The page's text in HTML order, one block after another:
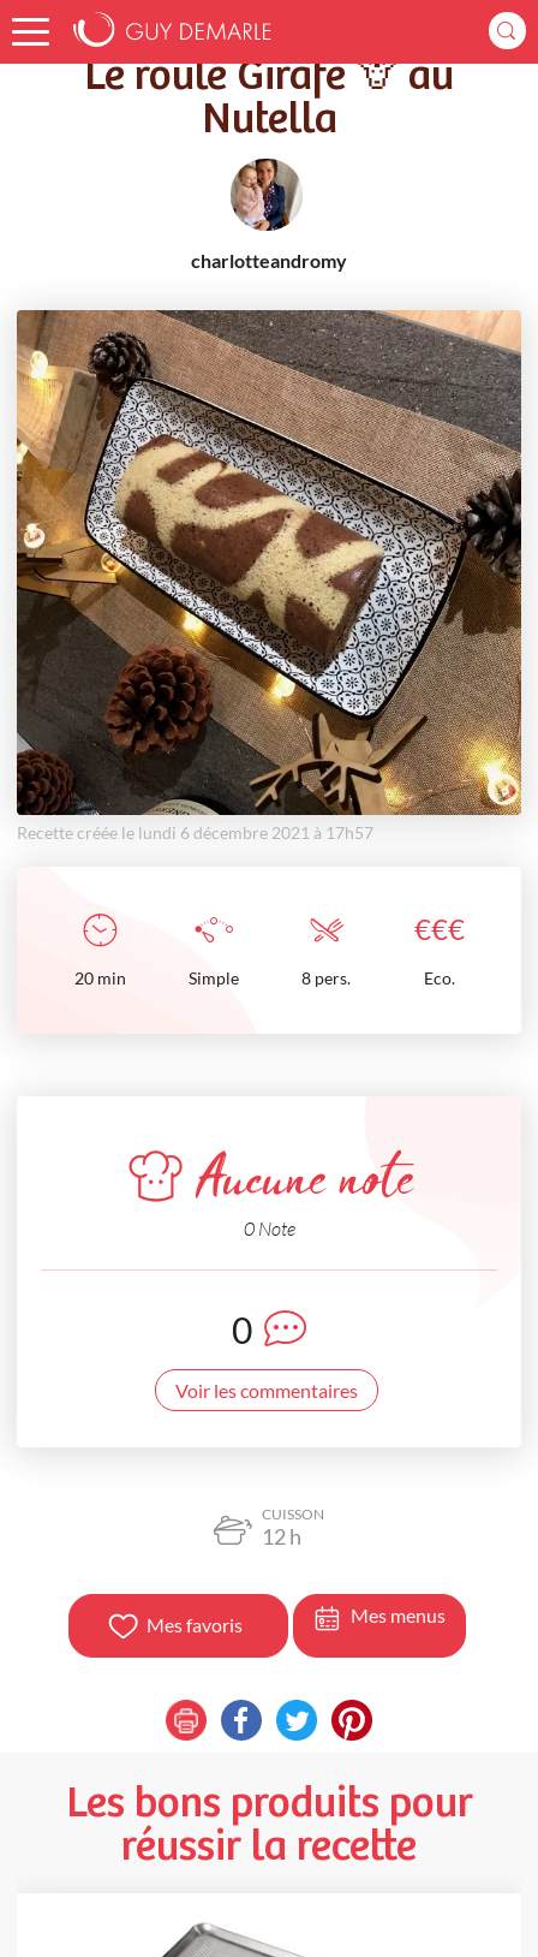
Accueil Recettes Le roulé Girafe 🦒 au Nutella
Le roulé Girafe 🦒 au
Nutella
charlotteandromy
Recette créée le lundi 6 décembre 2021 à 17h57
€€€
20 min Simple 8 pers. Eco.
Aucune note
0 Note
0
Voir les commentaires
CUISSON
12h
Mes favoris Mes menus
Les bons produits pour
réussir la recette